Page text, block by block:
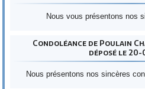
Nous vous présentons nos
Condoléance de Poulain
déposé le
Nous présentons nos sincères